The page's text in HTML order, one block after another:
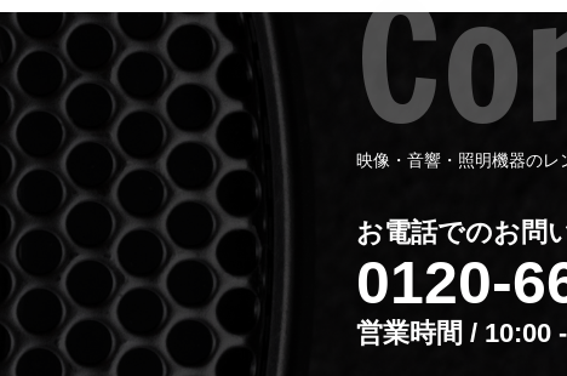
ー搭
出力
（
オ・
が可
（不
PNG
映像・音響・照明機器のレ
お電話でのお問
0120-
営業時間 / 10:00